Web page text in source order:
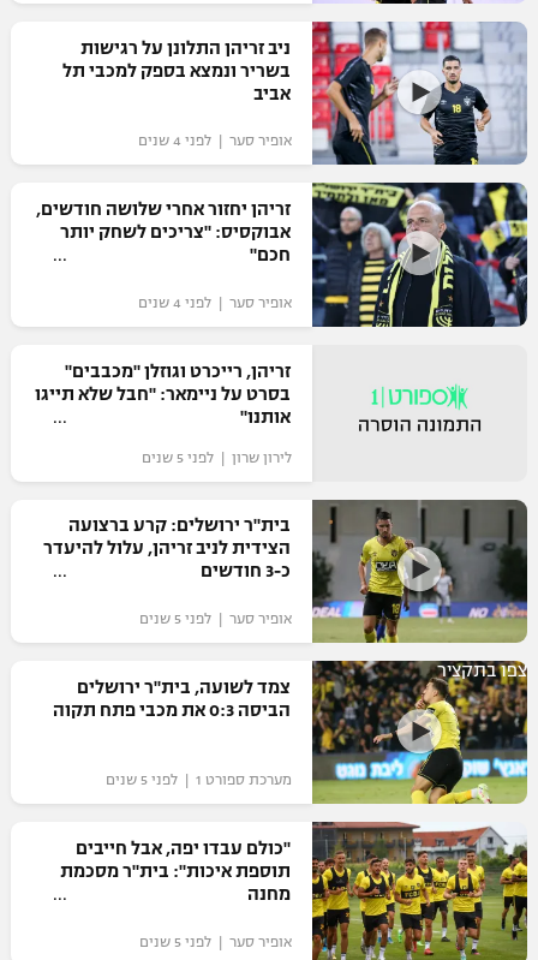
רשיון להקרנה פומבית לבית עסק
הצטרפות לחבילת הערוצים
לוח דרושים – ג'ובנט
תגיות
המגזין
ניב זריהן התלונן על רגישות
בשריר ונמצא בספק למכבי תל
אביב
אופיר סער | לפני 4 שנים
זריהן יחזור אחרי שלושה חודשים,
אבוקסיס: "צריכים לשחק יותר
חכם"
אופיר סער | לפני 4 שנים
זריהן, רייכרט וגוזלן "מכבבים"
בסרט על ניימאר: "חבל שלא תייגו
אותנו"
לירון שרון | לפני 5 שנים
בית"ר ירושלים: קרע ברצועה
הצידית לניב זריהן, עלול להיעדר
כ-3 חודשים
אופיר סער | לפני 5 שנים
צפו בתקציר
צמד לשועה, בית"ר ירושלים
הביסה 0:3 את מכבי פתח תקוה
מערכת ספורט 1 | לפני 5 שנים
"כולם עבדו יפה, אבל חייבים
תוספת איכות": בית"ר מסכמת
מחנה
אופיר סער | לפני 5 שנים